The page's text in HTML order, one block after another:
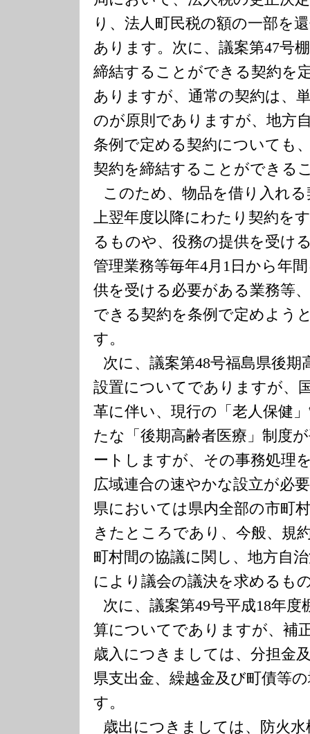
り、法人町民税の額の一部を
あります。次に、議案第47号
締結することができる契約を
ありますが、通常の契約は、
のが原則でありますが、地方
条例で定める契約についても
契約を締結することができる
このため、物品を借り入れ
上翌年度以降にわたり契約を
るものや、役務の提供を受け
管理業務等毎年4月 1 日から年
供を受ける必要がある業務等
できる契約を条例で定めよう
す。
次に、議案第48号福島県後期
設置についてでありますが、
革に伴い、現行の「老人保健
たな「後期高齢者医療」制度
ートしますが、その事務処理
広域連合の速やかな設立が必
県においては県内全部の市町
きたところであり、今般、規
町村間の協議に関し、地方自
により議会の議決を求めるも
次に、議案第49号平成18年度
算についてでありますが、補
歳入につきましては、分担金
県支出金、繰越金及び町債等
す。
歳出につきましては、防火